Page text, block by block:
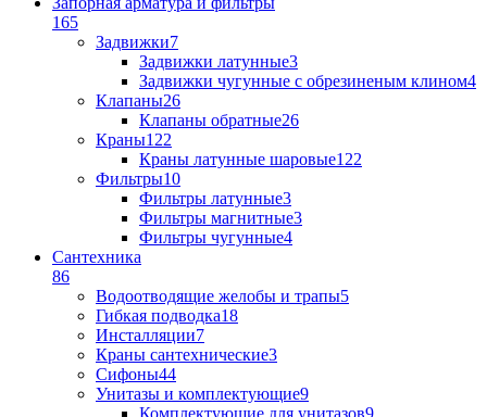
165
Задвижки7
Задвижки латунные3
Задвижки чугунные с обрезиненым клином4
Клапаны26
Клапаны обратные26
Краны122
Краны латунные шаровые122
Фильтры10
Фильтры латунные3
Фильтры магнитные3
Фильтры чугунные4
Сантехника
86
Водоотводящие желобы и трапы5
Гибкая подводка18
Инсталляции7
Краны сантехнические3
Сифоны44
Унитазы и комплектующие9